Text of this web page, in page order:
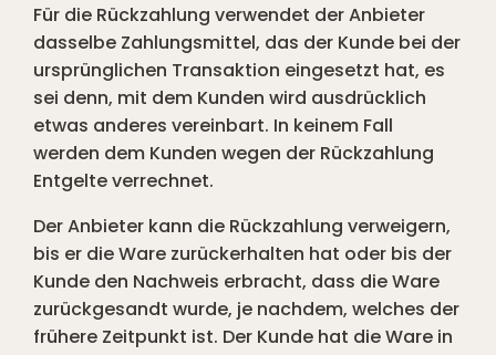
Für die Rückzahlung verwendet der Anbieter
dasselbe Zahlungsmittel, das der Kunde bei der
ursprünglichen Transaktion eingesetzt hat, es
sei denn, mit dem Kunden wird ausdrücklich
etwas anderes vereinbart. In keinem Fall
werden dem Kunden wegen der Rückzahlung
Entgelte verrechnet.
Der Anbieter kann die Rückzahlung verweigern,
bis er die Ware zurückerhalten hat oder bis der
Kunde den Nachweis erbracht, dass die Ware
zurückgesandt wurde, je nachdem, welches der
frühere Zeitpunkt ist. Der Kunde hat die Ware in